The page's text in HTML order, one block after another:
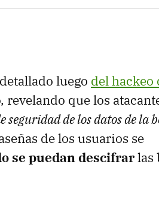
luego del hackeo
revelando que los
seguridad de los datos de la
de los usuarios se
se puedan descifrarlas